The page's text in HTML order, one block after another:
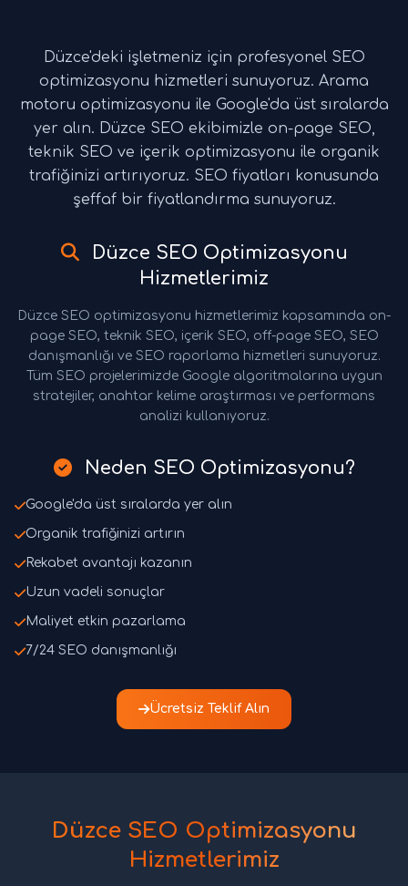
Düzce'deki işletmeniz için profesyonel SEO
optimizasyonu hizmetleri sunuyoruz. Arama
motoru optimizasyonu ile Google'da üst sıralarda
yer alın. Düzce SEO ekibimizle on-page SEO,
teknik SEO ve içerik optimizasyonu ile organik
trafiğinizi artırıyoruz. SEO fiyatları konusunda
şeffaf bir fiyatlandırma sunuyoruz.
Düzce SEO Optimizasyonu
Hizmetlerimiz
Düzce SEO optimizasyonu hizmetlerimiz kapsamında on-
page SEO, teknik SEO, içerik SEO, off-page SEO, SEO
danışmanlığı ve SEO raporlama hizmetleri sunuyoruz.
Tüm SEO projelerimizde Google algoritmalarına uygun
stratejiler, anahtar kelime araştırması ve performans
analizi kullanıyoruz.
Neden SEO Optimizasyonu?
Google'da üst sıralarda yer alın
Organik trafiğinizi artırın
Rekabet avantajı kazanın
Uzun vadeli sonuçlar
Maliyet etkin pazarlama
7/24 SEO danışmanlığı
Ücretsiz Teklif Alın
Düzce SEO Optimizasyonu
Hizmetlerimiz